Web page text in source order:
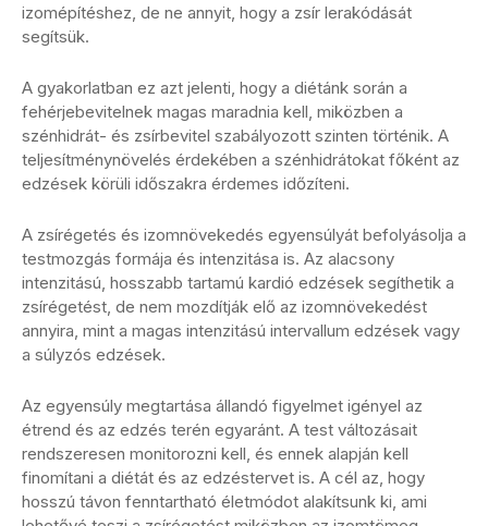
izomépítéshez, de ne annyit, hogy a zsír lerakódását
segítsük.
A gyakorlatban ez azt jelenti, hogy a diétánk során a
fehérjebevitelnek magas maradnia kell, miközben a
szénhidrát- és zsírbevitel szabályozott szinten történik. A
teljesítménynövelés érdekében a szénhidrátokat főként az
edzések körüli időszakra érdemes időzíteni.
A zsírégetés és izomnövekedés egyensúlyát befolyásolja a
testmozgás formája és intenzitása is. Az alacsony
intenzitású, hosszabb tartamú kardió edzések segíthetik a
zsírégetést, de nem mozdítják elő az izomnövekedést
annyira, mint a magas intenzitású intervallum edzések vagy
a súlyzós edzések.
Az egyensúly megtartása állandó figyelmet igényel az
étrend és az edzés terén egyaránt. A test változásait
rendszeresen monitorozni kell, és ennek alapján kell
finomítani a diétát és az edzéstervet is. A cél az, hogy
hosszú távon fenntartható életmódot alakítsunk ki, ami